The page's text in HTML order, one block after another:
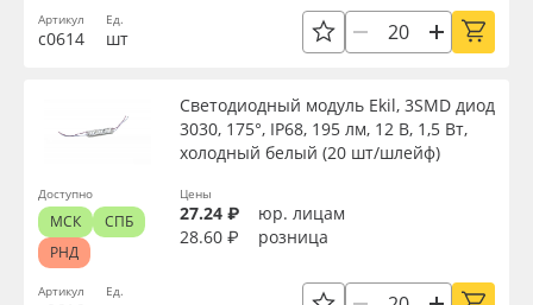
Блог
Избранное
8 800 550 7888
Москва
Светотехника
Упаковочные материалы
Оборудование и инструмент
Новинки ассортимента
Применить
Сбросить фильтр
Артикул
с0614
Ед.
шт
Артикул
Светодиодный модуль Ekil, 3SMD диод
3030, 175°, IP68, 195 лм, 12 В, 1,5 Вт,
холодный белый (20 шт/шлейф)
Ед.
Цены
27.24 ₽
юр. лицам
28.60 ₽
розница
Доступно
МСК
СПБ
РНД